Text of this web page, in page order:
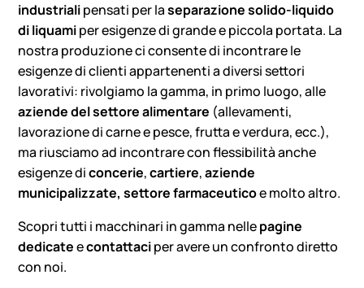
industrialipensati per laseparazione solido-liquido
di liquamiper esigenze di grande e piccola portata. La
nostra produzione ci consente di incontrare le
esigenze di clienti appartenenti a diversi settori
lavorativi: rivolgiamo la gamma, in primo luogo, alle
aziende del settore alimentare (allevamenti,
lavorazione di carne e pesce, frutta e verdura, ecc.),
ma riusciamo ad incontrare con flessibilità anche
esigenze diconcerie,cartiere,aziende
municipalizzate, settore farmaceuticoe molto altro.
Scopri tutti i macchinari in gamma nellepagine
dedicateecontattaciper avere un confronto diretto
con noi.